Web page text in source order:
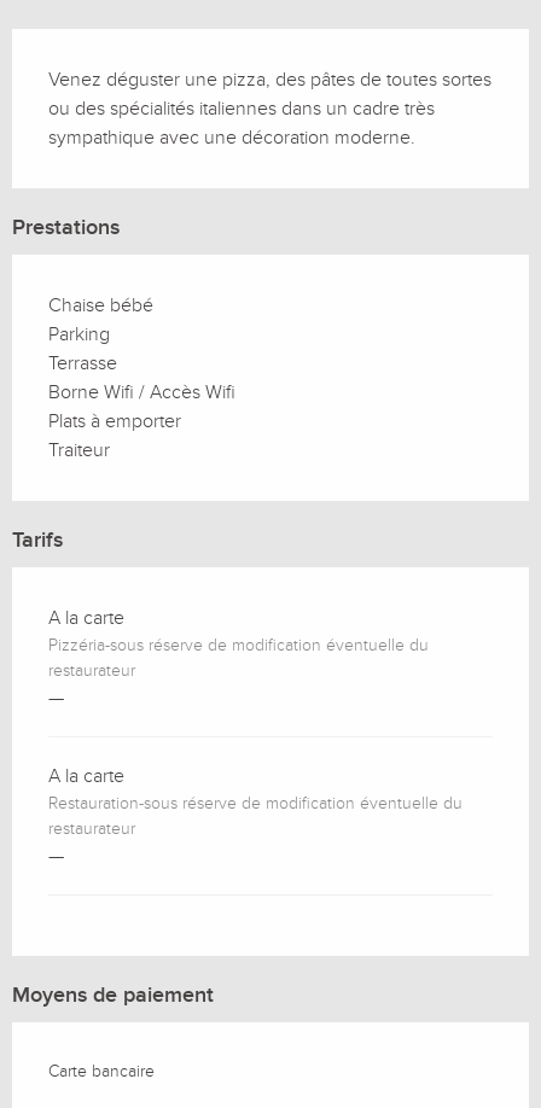
Venez déguster une pizza, des pâtes de toutes sortes
ou des spécialités italiennes dans un cadre très
sympathique avec une décoration moderne.
Prestations
Chaise bébé
Parking
Terrasse
Borne Wifi / Accès Wifi
Plats à emporter
Traiteur
Tarifs
A la carte
Pizzéria-sous réserve de modification éventuelle du
restaurateur
—
A la carte
Restauration-sous réserve de modification éventuelle du
restaurateur
—
Moyens de paiement
Carte bancaire